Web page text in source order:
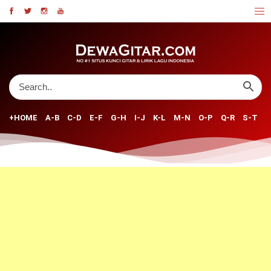
+HOME A-B C-D E-F G-H I-J K-L M-N O-P Q-R S-T